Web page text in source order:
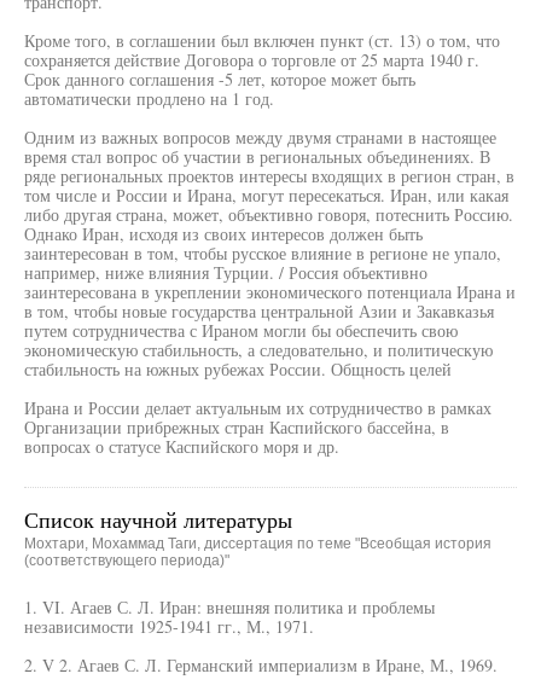
Кроме того, в соглашении был включен пункт (ст. 13) о том, что
сохраняется действие Договора о торговле от 25 марта 1940 г.
Срок данного соглашения -5 лет, которое может быть
автоматически продлено на 1 год.
Одним из важных вопросов между двумя странами в настоящее
время стал вопрос об участии в региональных объединениях. В
ряде региональных проектов интересы входящих в регион стран, в
том числе и России и Ирана, могут пересекаться. Иран, или какая
либо другая страна, может, объективно говоря, потеснить Россию.
Однако Иран, исходя из своих интересов должен быть
заинтересован в том, чтобы русское влияние в регионе не упало,
например, ниже влияния Турции. / Россия объективно
заинтересована в укреплении экономического потенциала Ирана и
в том, чтобы новые государства центральной Азии и Закавказья
путем сотрудничества с Ираном могли бы обеспечить свою
экономическую стабильность, а следовательно, и политическую
стабильность на южных рубежах России. Общность целей
Ирана и России делает актуальным их сотрудничество в рамках
Организации прибрежных стран Каспийского бассейна, в
вопросах о статусе Каспийского моря и др.
Список научной литературы
Мохтари, Мохаммад Таги, диссертация по теме "Всеобщая история
(соответствующего периода)"
1. VI. Агаев С. Л. Иран: внешняя политика и проблемы
независимости 1925-1941 гг., М., 1971.
2. V 2. Агаев С. Л. Германский империализм в Иране, М., 1969.